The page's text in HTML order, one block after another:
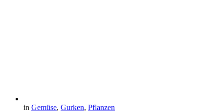
in Gemüse, Gurken, Pflanzen